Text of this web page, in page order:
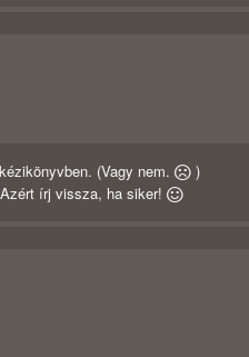
(Vagy nem.
)
írj vissza, ha siker!